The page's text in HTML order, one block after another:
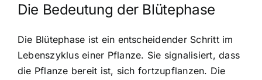
Die Bedeutung der Blütephase
Die Blütephase ist ein entscheidender Schritt im
Lebenszyklus einer Pflanze. Sie signalisiert, dass
die Pflanze bereit ist, sich fortzupflanzen. Die